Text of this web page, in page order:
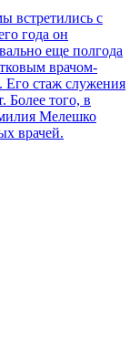
встретились с
года он
еще полгода
врачом-
Его стаж служения
Более того, в
Мелешко
врачей.